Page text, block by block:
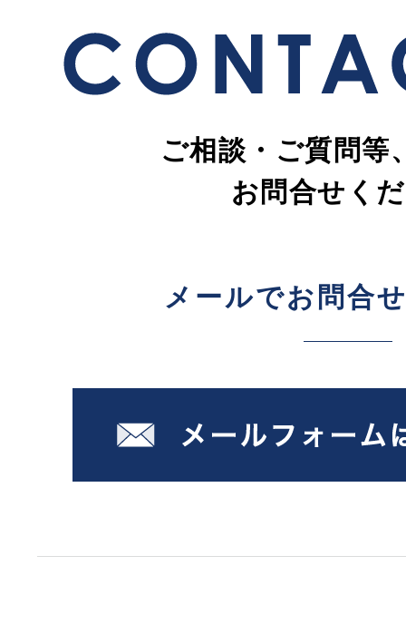
ご相談・ご質問等
お問合せく
メールでお問合